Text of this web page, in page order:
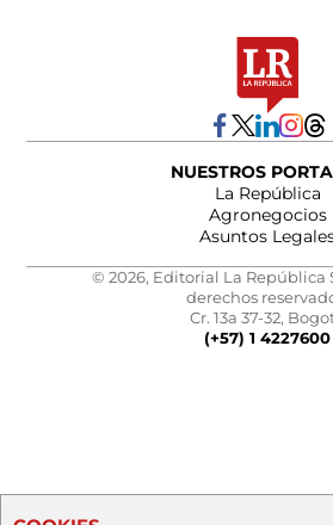
NUESTROS
La República
Agronegocios
Asuntos
© 2026, Editorial La República
derechos
Cr. 13a 37-32,
(+57) 1 4227600